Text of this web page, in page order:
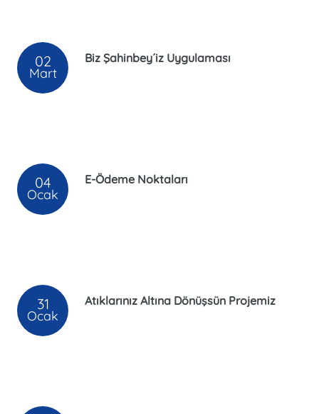
02
Mart
Biz Şahinbey´iz Uygulaması
04
Ocak
E-Ödeme Noktaları
31
Ocak
Atıklarınız Altına Dönüşsün Projemiz